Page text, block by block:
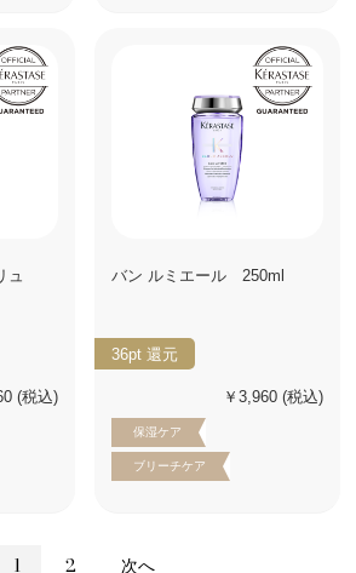
ュ
(税込)
バン ルミエール 250ml
36pt 還元
￥3,960 (税込)
保湿ケア
ブリーチケア
1 2 次へ